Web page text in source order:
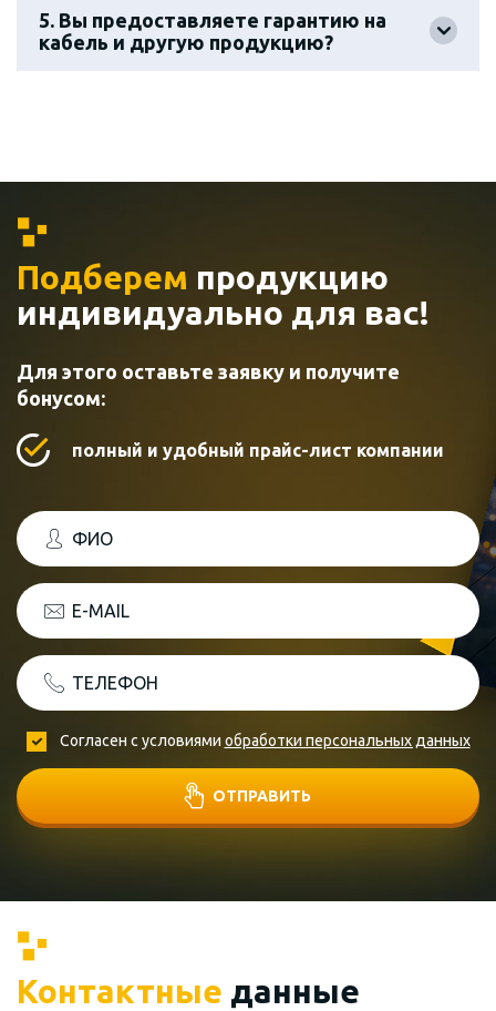
5. Вы предоставляете гарантию на
кабель и другую продукцию?
Подберем продукцию
индивидуально для вас!
Для этого оставьте заявку и получите
бонусом:
полный и удобный прайс-лист компании
ФИО
E-MAIL
ТЕЛЕФОН
Согласен с условиями обработки персональных данных
ОТПРАВИТЬ
Контактные данные